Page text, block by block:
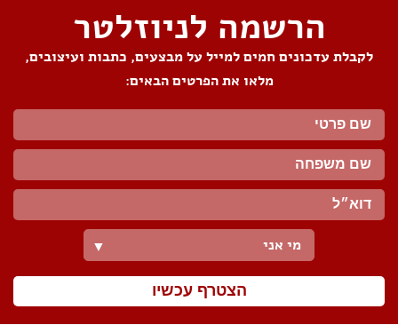
הרשמה לניוזלטר
לקבלת עדכונים חמים למייל על מבצעים, כתבות ועיצובים,
מלאו את הפרטים הבאים:
מי אני ▼
הצטרף עכשיו